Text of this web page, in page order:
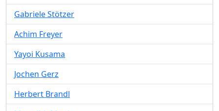
Gabriele Stötzer
Achim Freyer
Yayoi Kusama
Jochen Gerz
Herbert Brandl